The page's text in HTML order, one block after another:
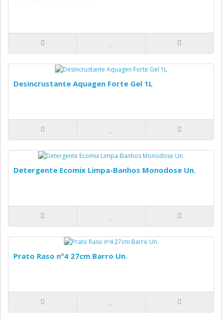
Desincrustante Aquagen Forte Gel 1L
Detergente Ecomix Limpa-Banhos Monodose Un.
Prato Raso nº4 27cm Barro Un.